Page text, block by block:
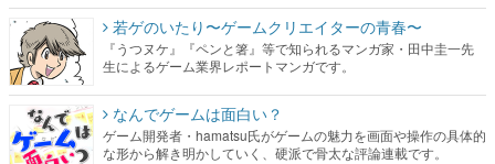
若ゲのいたり〜ゲームクリエイターの青春〜
『うつヌケ』『ペンと箸』等で知られるマンガ家・田中圭一先
生によるゲーム業界レポートマンガです。
なんでゲームは面白い？
ゲーム開発者・hamatsu氏がゲームの魅力を画面や操作の具体的
な形から解き明かしていく、硬派で骨太な評論連載です。